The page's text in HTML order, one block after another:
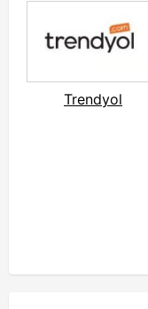
Trendyol